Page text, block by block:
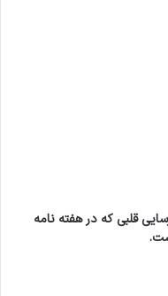
قلبی که در هفته نامه